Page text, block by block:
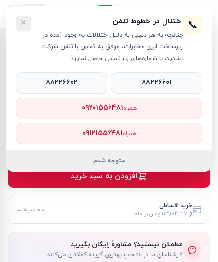
آل این وان اچ پی
۱۴۳٬۸۱۸٬۰۰۰ تومان موجود
افزودن به سبد خرید
خرید اقساطی
از ۱۳٬۱۸۳٬۳۱۷ تومان در ماه محاسبه ←
مطمئن نیستید؟ مشاورهٔ رایگان بگیرید
کارشناسانِ ما در انتخابِ بهترین گزینه کمکتان می‌کنند.
📞 اختلال در خطوط تلفن
چنانچه به هر دلیلی به دلیل اختلالات به وجود آمده در
زیرساخت ابری مخابرات، موفق به تماس با تلفن شرکت
نشدید، با شماره‌های زیر تماس حاصل نمایید:
×
۸۸۲۲۶۶۰۱ ۸۸۲۲۶۶۰۲
همراه۰۹۲۰۱۵۵۶۴۸۱
همراه۰۹۱۲۱۵۵۶۴۸۱
متوجه شدم